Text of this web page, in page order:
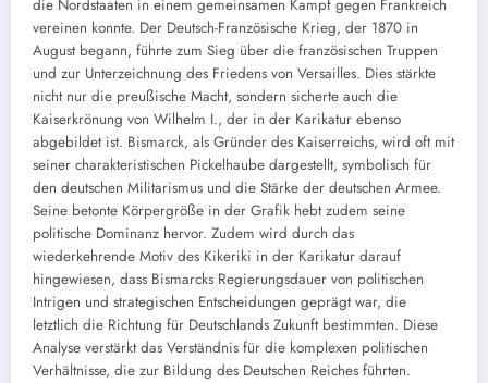
die Nordstaaten in einem gemeinsamen Kampf gegen Frankreich
vereinen konnte. Der Deutsch-Französische Krieg, der 1870 in
August begann, führte zum Sieg über die französischen Truppen
und zur Unterzeichnung des Friedens von Versailles. Dies stärkte
nicht nur die preußische Macht, sondern sicherte auch die
Kaiserkrönung von Wilhelm I., der in der Karikatur ebenso
abgebildet ist. Bismarck, als Gründer des Kaiserreichs, wird oft mit
seiner charakteristischen Pickelhaube dargestellt, symbolisch für
den deutschen Militarismus und die Stärke der deutschen Armee.
Seine betonte Körpergröße in der Grafik hebt zudem seine
politische Dominanz hervor. Zudem wird durch das
wiederkehrende Motiv des Kikeriki in der Karikatur darauf
hingewiesen, dass Bismarcks Regierungsdauer von politischen
Intrigen und strategischen Entscheidungen geprägt war, die
letztlich die Richtung für Deutschlands Zukunft bestimmten. Diese
Analyse verstärkt das Verständnis für die komplexen politischen
Verhältnisse, die zur Bildung des Deutschen Reiches führten.